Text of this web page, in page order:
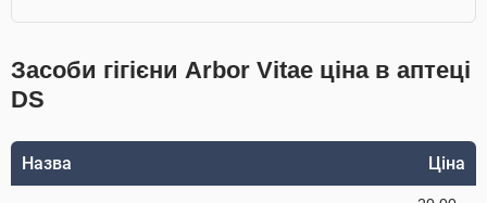
Засоби гігієни Arbor Vitae ціна в аптеці
DS
Назва Ціна